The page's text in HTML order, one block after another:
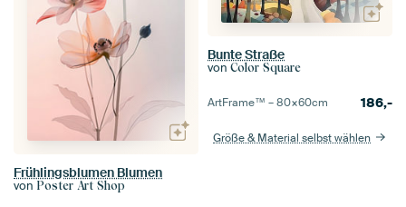
Frühlingsblumen Blumen
von Poster Art Shop
Bunte Straße
von Color Square
ArtFrame™ –80×60cm 186,-
Größe & Material selbst wählen